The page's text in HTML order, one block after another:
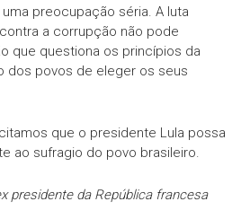
preocupação séria. A luta
a corrupção não pode
que questiona os princípios da
dos povos de eleger os seus
que o presidente Lula possa
ao sufragio do povo brasileiro.
presidente da República francesa